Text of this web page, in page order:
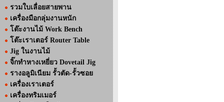
รวมใบเลื่อยสายพาน
เครื่องมือกลุ่มงานหนัก
โต๊ะงานไม้ Work Bench
โต๊ะเราเตอร์ Router Table
Jig ในงานไม้
จิ๊กทำหางเหยี่ยว Dovetail Jig
รางอลูมิเนียม รั้วตัด-รั้วซอย
เครื่องเราเตอร์
เครื่องทริมเมอร์